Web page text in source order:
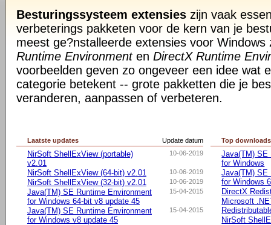
Besturingssysteem extensies zijn vaak
verbeterings pakketen voor de kern van je
meest ge?nstalleerde extensies voor
Runtime Environmenten DirectX Runtime
voorbeelden geven zo ongeveer een idee wat
categorie betekent -- grote pakketten die je
veranderen, aanpassen of verbeteren.
Update datum
Laatste updates
10-06-2019
NirSoft ShellExView (portable)
v2.01
10-06-2019
NirSoft ShellExView (64-bit) v2.01
10-06-2019
NirSoft ShellExView (32-bit) v2.01
15-04-2015
Java(TM) SE Runtime Environment
for Windows 64-bit v8 update 45
15-04-2015
Java(TM) SE Runtime Environment
for Windows v8 update 45
Top downloads
Java(TM) SE
for Windows
Java(TM) SE
for Windows
DirectX
Microsoft
NirSoft